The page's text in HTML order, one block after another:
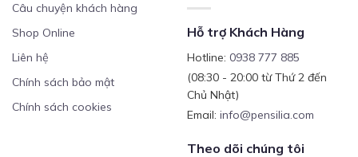
Câu chuyện khách hàng
Shop Online
Liên hệ
Chính sách bảo mật
Chính sách cookies
Hỗ trợ Khách Hàng
Hotline: 0938 777 885
(08:30 - 20:00 từ Thứ 2 đến
Chủ Nhật)
Email: info@pensilia.com
Theo dõi chúng tôi